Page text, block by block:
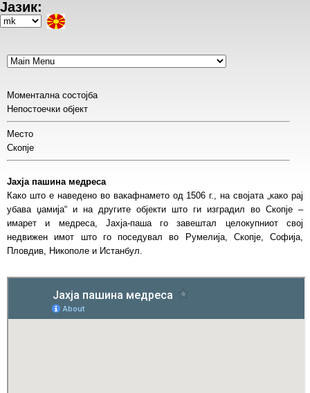
Skip
to
Јазик:
Select
Моментална состојба
Непостоечки објект
Место
Скопје
Јахја пашина медреса
Како што е наведено во вакафнамето од 1506 г., на својата „како рај
убава џамија“ и на другите објекти што ги изградил во Скопје –
имарет и медреса, Јахја-паша го завештал целокупниот свој
недвижен имот што го поседувал во Румелија, Скопје, Софија,
Пловдив, Никополе и Истанбул.